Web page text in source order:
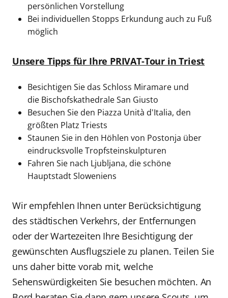
persönlichen Vorstellung
Bei individuellen Stopps Erkundung auch zu Fuß
möglich
Unsere Tipps für Ihre PRIVAT-Tour in Triest
Besichtigen Sie das Schloss Miramare und
die Bischofskathedrale San Giusto
Besuchen Sie den Piazza Unità d'Italia, den
größten Platz Triests
Staunen Sie in den Höhlen von Postonja über
eindrucksvolle Tropfsteinskulpturen
Fahren Sie nach Ljubljana, die schöne
Hauptstadt Sloweniens
Wir empfehlen Ihnen unter Berücksichtigung
des städtischen Verkehrs, der Entfernungen
oder der Wartezeiten Ihre Besichtigung der
gewünschten Ausflugsziele zu planen. Teilen Sie
uns daher bitte vorab mit, welche
Sehenswürdigkeiten Sie besuchen möchten. An